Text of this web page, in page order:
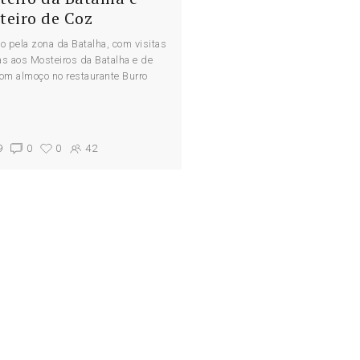
de Coz
pela zona da Batalha, com visitas
aos Mosteiros da Batalha e de
almoço no restaurante Burro
0 0 42